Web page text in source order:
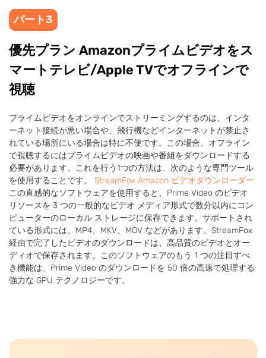
パート3
優先プラン Amazonプライムビデオをス
マートテレビ/Apple TVでオフラインで
視聴
プライムビデオをオンラインでストリーミングするのは、インタ
ーネット接続が悪い場合や、飛行機などインターネットが禁止さ
れている場所にいる場合は特に不便です。この場合、オフライン
で視聴するにはプライムビデオの映画や番組をダウンロードする
必要があります。これを行う1つの方法は、次のような専門ツール
を使用することです。
StreamFox Amazon ビデオダウンローダー
この直感的なソフトウェアを使用すると、Prime Video のビデオ
リソースを 3 つの一般的なビデオ メディア形式で数分以内にコン
ピューターのローカル ストレージに保存できます。サポートされ
ている形式には、MP4、MKV、MOV などがあります。StreamFox
経由で完了したビデオのダウンロードは、高品質のビデオとオー
ディオで保存されます。このソフトウェアのもう 1 つの注目すべ
き機能は、Prime Video のダウンロードを 50 倍の高速で処理する
強力な GPU テクノロジーです。